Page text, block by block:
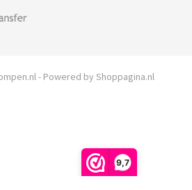
9,7
- Powered by Shoppagina.nl